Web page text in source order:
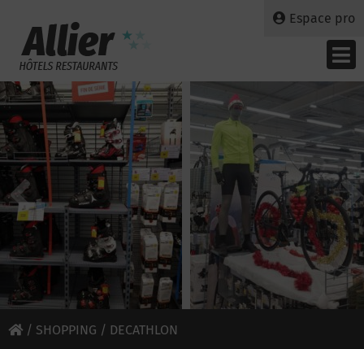
Espace pro
/ SHOPPING / DECATHLON